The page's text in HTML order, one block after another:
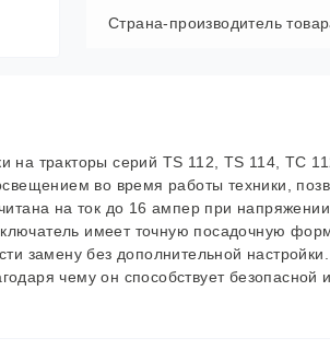
Страна-производитель
на тракторы серий TS 112, TS 114, TC
во время работы техники,
на ток до 16 ампер при напряжении
имеет точную посадочную
замену без дополнительной настройки.
чему он способствует безопасной и